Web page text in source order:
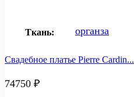
Ткань: органза
Свадебное платье Pierre Cardin...
74750 ₽